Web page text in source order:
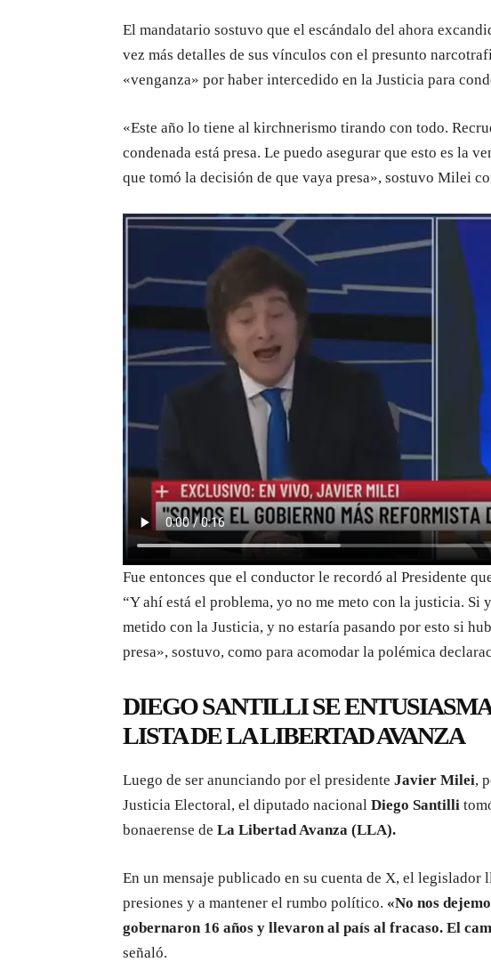
El mandatario sostuvo que el escándalo del ahora
vez más detalles de sus vínculos con el presunto
«venganza» por haber intercedido en la Justicia para
«Este año lo tiene al kirchnerismo tirando con todo.
condenada está presa. Le puedo asegurar que esto es la
que tomó la decisión de que vaya presa», sostuvo Milei
Fue entonces que el conductor le recordó al Presidente
“Y ahí está el problema, yo no me meto con la justicia. Si
metido con la Justicia, y no estaría pasando por esto si
presa», sostuvo, como para acomodar la polémica
DIEGO SANTILLI SE
LISTA DE LA LIBERTAD AVANZA
Luego de ser anunciando por el presidente Javier Milei,
Justicia Electoral, el diputado nacional Diego Santilli
bonaerense de La Libertad Avanza (LLA).
En un mensaje publicado en su cuenta de X, el legislador
presiones y a mantener el rumbo político. «No nos
gobernaron 16 años y llevaron al país al fracaso. El
señaló.